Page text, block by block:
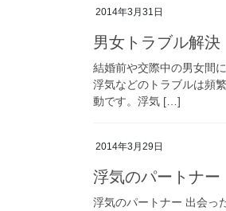
2014年3月31日
男女トラブル解
結婚前や交際中の男女間
浮気などのトラブルは頻
動です。浮気 […]
2014年3月29日
浮気のパートナー
浮気のパートナー 出会っ